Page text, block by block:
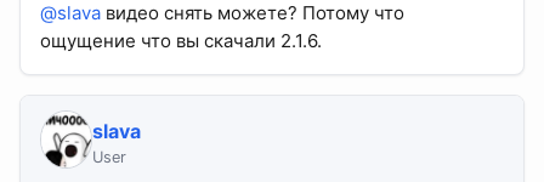
@slava видео снять можете? Потому что
ощущение что вы скачали 2.1.6.
slava
User